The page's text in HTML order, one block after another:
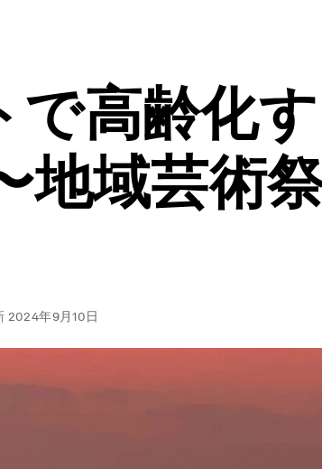
で高齢化
地域芸術
2024年9月10日